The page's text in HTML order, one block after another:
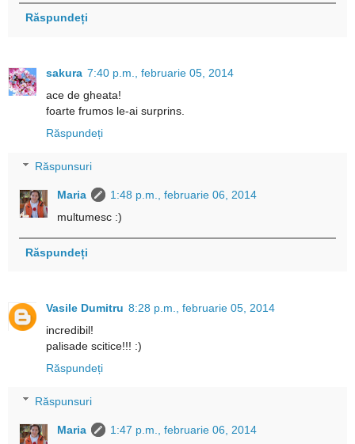
Răspundeți
sakura 7:40 p.m., februarie 05, 2014
ace de gheata!
foarte frumos le-ai surprins.
Răspundeți
Răspunsuri
Maria
1:48 p.m., februarie 06, 2014
multumesc :)
Răspundeți
Vasile Dumitru 8:28 p.m., februarie 05, 2014
incredibil!
palisade scitice!!! :)
Răspundeți
Răspunsuri
Maria
1:47 p.m., februarie 06, 2014